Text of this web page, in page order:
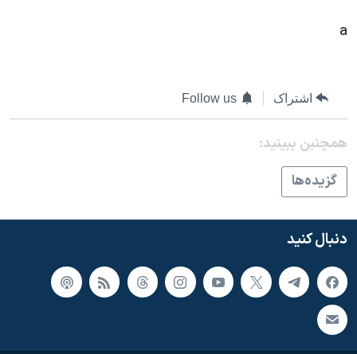
a
اشتراک Follow us
همچنبن ببینید:
گزيده‌ها
دنبال کنید